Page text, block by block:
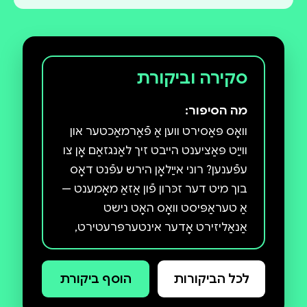
סקירה וביקורת
מה הסיפור:
וואָס פּאַסירט ווען אַ פֿאַרמאַכטער און
ווײַט פּאַציענט הייבט זיך לאַנגזאַם אָן צו
עפֿענען? רוני אײַלאָן הירש עפֿנט דאָס
בוך מיט דער זכּרון פֿון אַזאַ מאָמענט —
אַ טעראַפּיסט וואָס האָט נישט
אַנאַליזירט אָדער אינטערפּרעטירט,
נאָר פשוט געווען דאָרט: פּרעזענט,
וואַרעם און עכט. פֿון דעם מאָמענט איז
לכל הביקורות הוסף ביקורת